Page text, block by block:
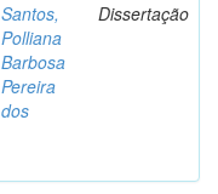
Santos,
Polliana
Barbosa
Pereira
dos
Dissertação